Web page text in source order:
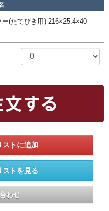
(たてびき用) 216×25.4×40
ストを見る
わせ